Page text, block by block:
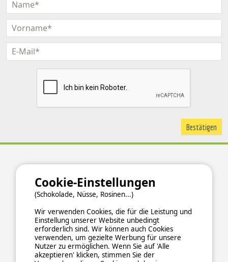
Hintergrundinformationen
Newsletter abonnieren
Verzeichnis der Campingplätze nach Ländern
Kontakt
Ucamping
Cookie-Einstellungen
(Schokolade, Nüsse, Rosinen...)
Wir verwenden Cookies, die für die Leistung und
Einstellung unserer Website unbedingt
erforderlich sind. Wir können auch Cookies
verwenden, um gezielte Werbung für unsere
Nutzer zu ermöglichen. Wenn Sie auf 'Alle
akzeptieren' klicken, stimmen Sie der